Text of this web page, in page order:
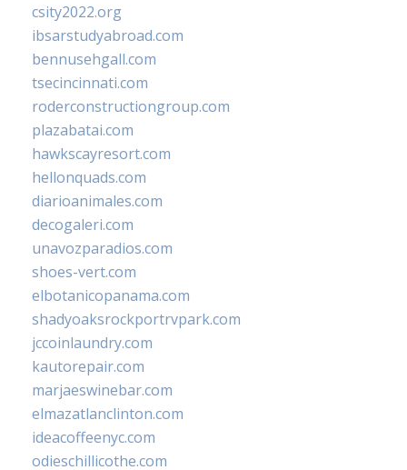
csity2022.org
ibsarstudyabroad.com
bennusehgall.com
tsecincinnati.com
roderconstructiongroup.com
plazabatai.com
hawkscayresort.com
hellonquads.com
diarioanimales.com
decogaleri.com
unavozparadios.com
shoes-vert.com
elbotanicopanama.com
shadyoaksrockportrvpark.com
jccoinlaundry.com
kautorepair.com
marjaeswinebar.com
elmazatlanclinton.com
ideacoffeenyc.com
odieschillicothe.com